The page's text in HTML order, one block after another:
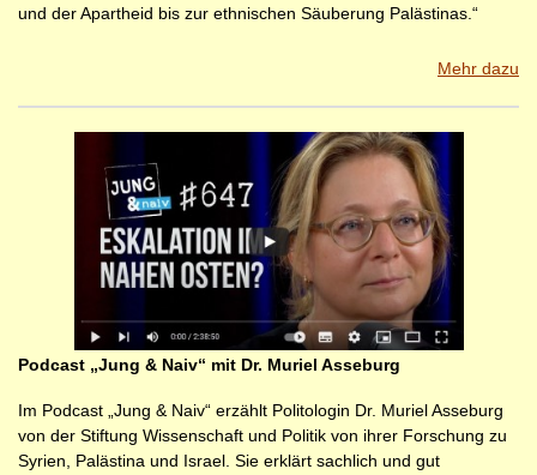
und der Apartheid bis zur ethnischen Säuberung Palästinas.“
Mehr dazu
Podcast „Jung & Naiv“ mit Dr. Muriel Asseburg
Im Podcast „Jung & Naiv“ erzählt Politologin Dr. Muriel Asseburg
von der Stiftung Wissenschaft und Politik von ihrer Forschung zu
Syrien, Palästina und Israel. Sie erklärt sachlich und gut